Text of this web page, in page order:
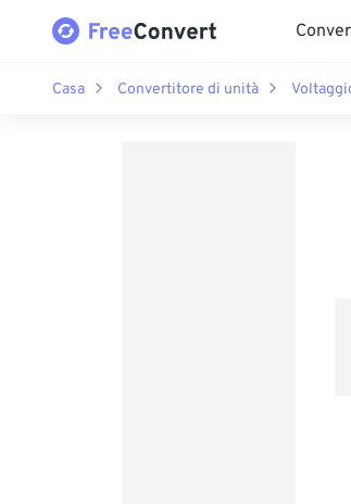
Casa Convertitore di unità